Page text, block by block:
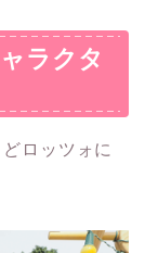
ラクタ
ロッツォに